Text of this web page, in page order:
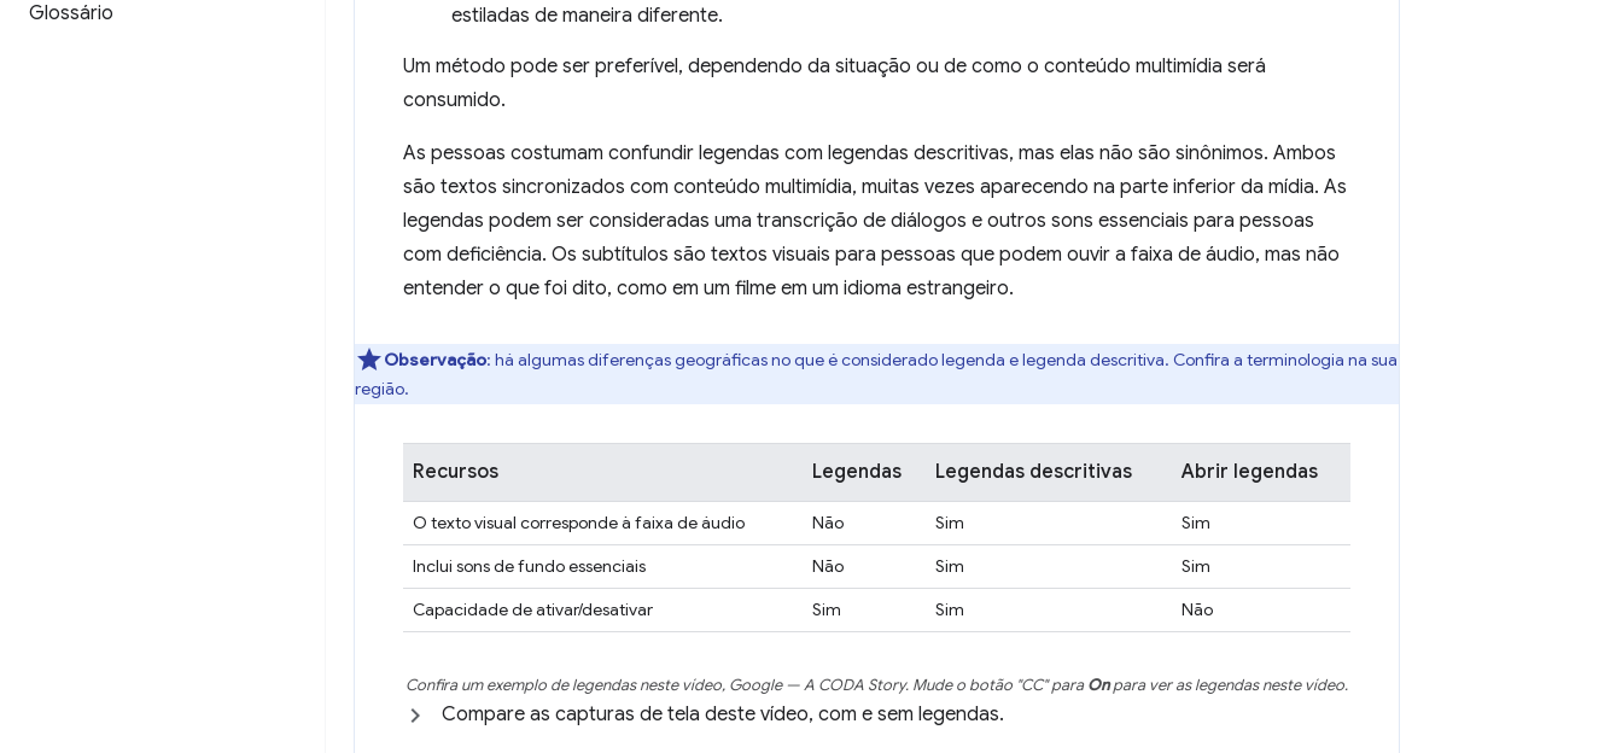
Glossário
estiladas de maneira diferente.
Um método pode ser preferível, dependendo da situação ou de como o conteúdo multimídia será
consumido.
As pessoas costumam confundir legendas com legendas descritivas, mas elas não são sinônimos. Ambos
são textos sincronizados com conteúdo multimídia, muitas vezes aparecendo na parte inferior da mídia. As
legendas podem ser consideradas uma transcrição de diálogos e outros sons essenciais para pessoas
com deficiência. Os subtítulos são textos visuais para pessoas que podem ouvir a faixa de áudio, mas não
entender o que foi dito, como em um filme em um idioma estrangeiro.
Observação: há algumas diferenças geográficas no que é considerado legenda e legenda descritiva. Confira a terminologia na sua
região.
Recursos Legendas Legendas descritivas Abrir legendas
O texto visual corresponde à faixa de áudio Não Sim
Sim
Inclui sons de fundo essenciais
Não Sim
Sim
Capacidade de ativar/desativar
Sim Sim Não
Confira um exemplo de legendas neste vídeo, Google — A CODA Story. Mude o botão "CC" paraOnpara ver as legendas neste vídeo.
Compare as capturas de tela deste vídeo, com e sem legendas.